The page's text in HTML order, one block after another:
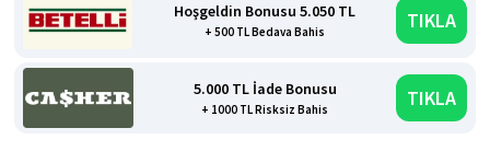
Hoşgeldin Bonusu 5.050 TL
+ 500 TL Bedava Bahis TIKLA
5.000 TL İade Bonusu
+ 1000 TL Risksiz Bahis TIKLA